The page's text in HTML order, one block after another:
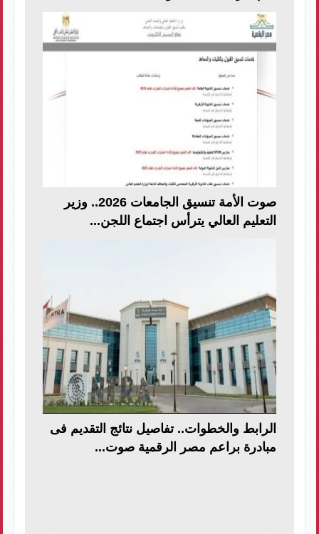
صوت الأمة تنسيق الجامعات 2026.. وزير
التعليم العالي يترأس اجتماع اللجن...
الرابط والخطوات.. تفاصيل نتائج التقديم فى
مبادرة براعم مصر الرقمية صوت...